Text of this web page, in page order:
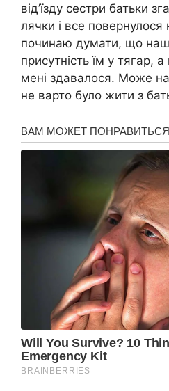
від’їзду сестри батьки
лячки і все повернулося
починаю думати, що
присутність їм у тягар,
мені здавалося. Може
не варто було жити з